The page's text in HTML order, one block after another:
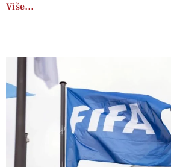
Više…